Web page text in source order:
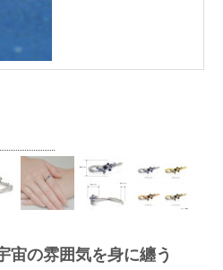
宙の雰囲気を身に纏う